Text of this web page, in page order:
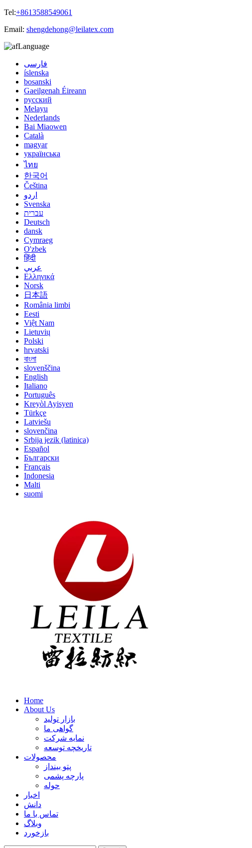
Tel:+8613588549061
Email: shengdehong@leilatex.com
Language
فارسی
íslenska
bosanski
Gaeilgenah Éireann
русский
Melayu
Nederlands
Bai Miaowen
Català
magyar
українська
ไทย
한국어
Čeština
اردو
Svenska
עברית
Deutsch
dansk
Cymraeg
O'zbek
हिंदी
عربي
Ελληνικά
Norsk
日本語
România limbi
Eesti
Việt Nam
Lietuvių
Polski
hrvatski
বাংলা
slovenščina
English
Italiano
Português
Kreyòl Ayisyen
Türkçe
Latviešu
slovenčina
Srbija jezik (latinica)
Español
Български
Français
Indonesia
Malti
suomi
Home
About Us
بازار تولید
گواهی ما
نمایه شرکت
تاریخچه توسعه
محصولات
پتو بینداز
پارچه پشمی
حوله
اخبار
دانش
تماس با ما
وبلاگ
بازخورد